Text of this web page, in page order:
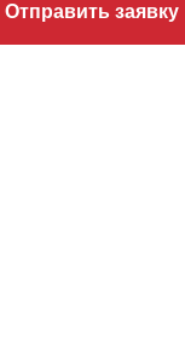
Отправить заявку